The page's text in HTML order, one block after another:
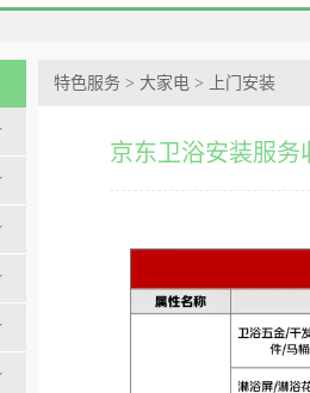
特色服务 > 大家电 > 上门安装
京东卫浴安装服务